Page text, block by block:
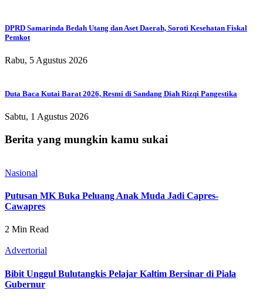
DPRD Samarinda Bedah Utang dan Aset Daerah, Soroti Kesehatan Fiskal
Pemkot
Rabu, 5 Agustus 2026
Duta Baca Kutai Barat 2026, Resmi di Sandang Diah Rizqi Pangestika
Sabtu, 1 Agustus 2026
Berita yang mungkin kamu sukai
Nasional
Putusan MK Buka Peluang Anak Muda Jadi Capres-
Cawapres
2 Min Read
Advertorial
Bibit Unggul Bulutangkis Pelajar Kaltim Bersinar di Piala
Gubernur